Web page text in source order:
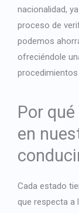
nacionalidad,
proceso de
podemos
ofreciéndole
Por
en
Cada estado
que respecta a